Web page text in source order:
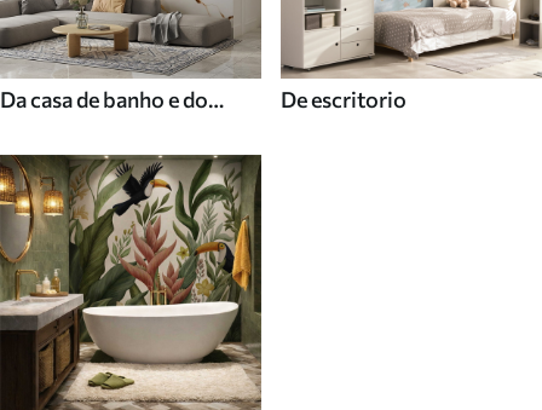
Da casa de banho e do
De escritorio